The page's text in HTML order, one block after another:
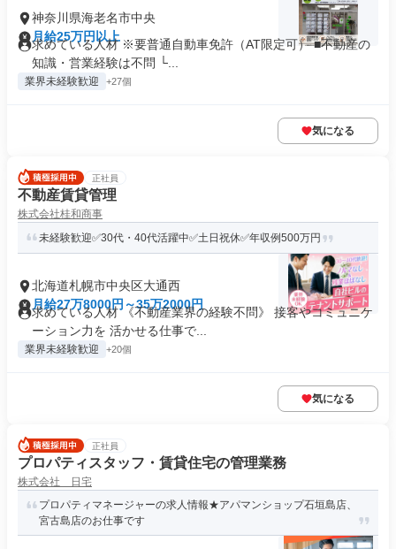
神奈川県海老名市中央
月給25万円以上
求めている人材 ※要普通自動車免許（AT限定可） ■不動産の
知識・営業経験は不問 └...
業界未経験歓迎 +27個
気になる
正社員
不動産賃貸管理
株式会社桂和商事
未経験歓迎✅30代・40代活躍中✅土日祝休✅年収例500万円
北海道札幌市中央区大通西
月給27万8000円～35万2000円
求めている人材 《不動産業界の経験不問》 接客やコミュニケ
ーション力を 活かせる仕事で...
業界未経験歓迎 +20個
気になる
正社員
プロパティスタッフ・賃貸住宅の管理業務
株式会社 日宅
プロパティマネージャーの求人情報★アパマンショップ石垣島店、
宮古島店のお仕事です